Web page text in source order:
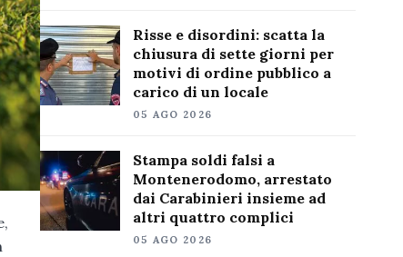
Risse e disordini: scatta la
chiusura di sette giorni per
motivi di ordine pubblico a
carico di un locale
05 AGO 2026
Stampa soldi falsi a
Montenerodomo, arrestato
dai Carabinieri insieme ad
altri quattro complici
05 AGO 2026